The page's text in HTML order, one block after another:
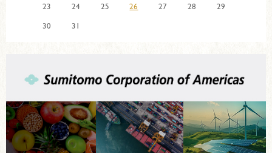
23
24 25 26 27 28
29
30
31